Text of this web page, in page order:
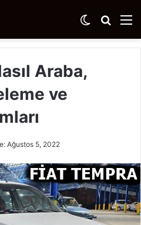
Arama
yap
Dış
görünümü
Araba,
ve
Ağustos 5, 2022